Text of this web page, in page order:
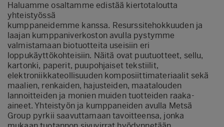
Haluamme osaltamme edistää kiertotaloutta
yhteistyössä
kumppaneidemme kanssa. Resurssitehokkuuden ja
laajan kumppaniverkoston avulla pystymme
valmistamaan biotuotteita useisiin eri
loppukäyttökohteisiin. Näitä ovat puutuotteet, sellu,
kartonki, paperit, puupohjaiset tekstiilit,
elektroniikkateollisuuden komposiittimateriaalit sekä
maalien, renkaiden, hajusteiden, maatalouden
lannoitteiden ja monien muiden tuotteiden raaka-
aineet. Yhteistyön ja kumppaneiden avulla Metsä
Group pyrkii saavuttamaan tavoitteensa, jonka